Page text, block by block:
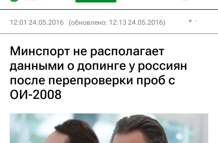
12:01 24.05.2016 (обновлено: 12:13 24.05.2016)
Минспорт не располагает
данными о допинге у россиян
после перепроверки проб с
ОИ-2008